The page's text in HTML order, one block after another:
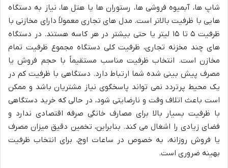
شاپ ها، آبمیوه فروشی ها، رستوران ها یا هتل ها، نیاز به دستگاه
هایی با ظرفیت بالاتر است. مدل های تجاری معمولاً دارای مخازنی با
ظرفیت ۵ تا ۱۵ لیتر یا حتی بیشتر در هر کاسه هستند. در دستگاه
های چند مخزنه تجاری، ظرفیت کلی دستگاه مجموع ظرفیت تمام
مخازن است. انتخاب ظرفیت مناسب مستقیماً با حجم فروش یا
مصرف پیش بینی شده شما ارتباط دارد. دستگاهی با ظرفیت کم در
یک محیط پرتردد نمی تواند پاسخگوی نیاز مشتریان باشد و ممکن
است باعث اتلاف وقت و نارضایتی شود، در حالی که خرید دستگاهی
با ظرفیت بسیار بالا برای مصارف خانگی صرفه اقتصادی ندارد و
فضای زیادی را اشغال می کند. بنابراین، تخمین دقیق میزان مصرف
یا فروش روزانه، به خصوص در ساعات اوج، برای انتخاب ظرفیت
بهینه ضروری است.